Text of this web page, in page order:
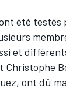
été testés
et
Christophe
ont dû